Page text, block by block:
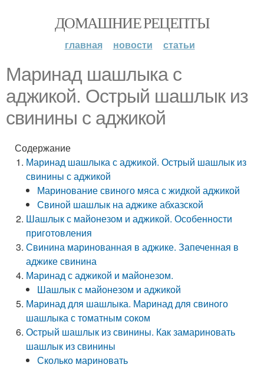
ДОМАШНИЕ РЕЦЕПТЫ
главная новости статьи
Маринад шашлыка с
аджикой. Острый шашлык из
свинины с аджикой
Содержание
Маринад шашлыка с аджикой. Острый шашлык из
свинины с аджикой
Маринование свиного мяса с жидкой аджикой
Свиной шашлык на аджике абхазской
Шашлык с майонезом и аджикой. Особенности
приготовления
Свинина маринованная в аджике. Запеченная в
аджике свинина
Маринад с аджикой и майонезом.
Шашлык с майонезом и аджикой
Маринад для шашлыка. Маринад для свиного
шашлыка с томатным соком
Острый шашлык из свинины. Как замариновать
шашлык из свинины
Сколько мариновать